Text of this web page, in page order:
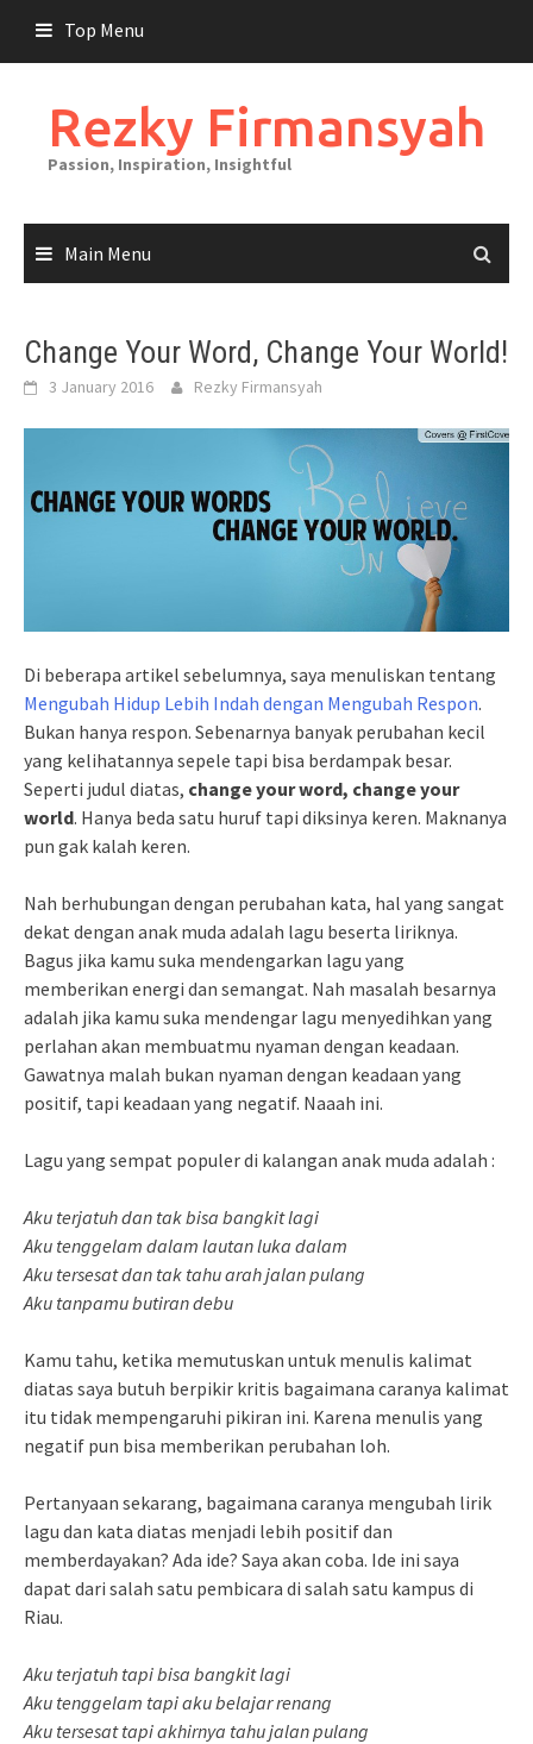
content
Top Menu
Rezky Firmansyah
Passion, Inspiration, Insightful
Main Menu
Change Your Word, Change Your World!
3 January 2016 Rezky Firmansyah
Di beberapa artikel sebelumnya, saya menuliskan tentang
Mengubah Hidup Lebih Indah dengan Mengubah Respon.
Bukan hanya respon. Sebenarnya banyak perubahan kecil
yang kelihatannya sepele tapi bisa berdampak besar.
Seperti judul diatas, change your word, change your
world. Hanya beda satu huruf tapi diksinya keren. Maknanya
pun gak kalah keren.
Nah berhubungan dengan perubahan kata, hal yang sangat
dekat dengan anak muda adalah lagu beserta liriknya.
Bagus jika kamu suka mendengarkan lagu yang
memberikan energi dan semangat. Nah masalah besarnya
adalah jika kamu suka mendengar lagu menyedihkan yang
perlahan akan membuatmu nyaman dengan keadaan.
Gawatnya malah bukan nyaman dengan keadaan yang
positif, tapi keadaan yang negatif. Naaah ini.
Lagu yang sempat populer di kalangan anak muda adalah :
Aku terjatuh dan tak bisa bangkit lagi
Aku tenggelam dalam lautan luka dalam
Aku tersesat dan tak tahu arah jalan pulang
Aku tanpamu butiran debu
Kamu tahu, ketika memutuskan untuk menulis kalimat
diatas saya butuh berpikir kritis bagaimana caranya kalimat
itu tidak mempengaruhi pikiran ini. Karena menulis yang
negatif pun bisa memberikan perubahan loh.
Pertanyaan sekarang, bagaimana caranya mengubah lirik
lagu dan kata diatas menjadi lebih positif dan
memberdayakan? Ada ide? Saya akan coba. Ide ini saya
dapat dari salah satu pembicara di salah satu kampus di
Riau.
Aku terjatuh tapi bisa bangkit lagi
Aku tenggelam tapi aku belajar renang
Aku tersesat tapi akhirnya tahu jalan pulang